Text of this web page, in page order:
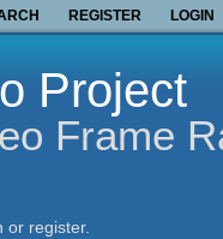
REGISTER LOGIN
Project
Frame
or register.